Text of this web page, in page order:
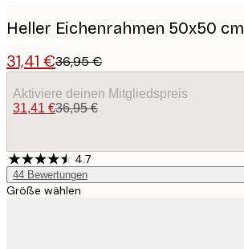
Heller Eichenrahmen 50x50 cm
31,41 €36,95 €
Aktiviere deinen Mitgliedspreis
31,41 €36,95 €
4.7
44 Bewertungen
Größe wählen